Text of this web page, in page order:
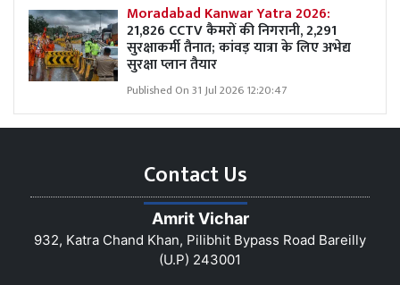
Moradabad Kanwar Yatra 2026:
21,826 CCTV कैमरों की निगरानी, 2,291
सुरक्षाकर्मी तैनात; कांवड़ यात्रा के लिए अभेद्य
सुरक्षा प्लान तैयार
Published On 31 Jul 2026 12:20:47
Contact Us
Amrit Vichar
932, Katra Chand Khan, Pilibhit Bypass Road Bareilly
(U.P) 243001